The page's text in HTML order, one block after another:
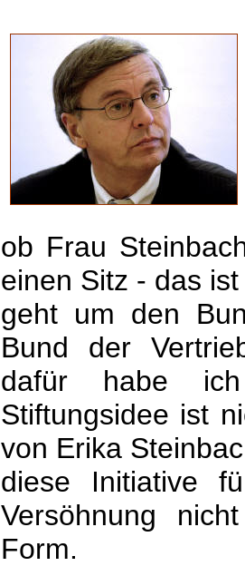
ob Frau
einen Sitz - das
geht um den
Bund der
dafür habe
Stiftungsidee ist
von Erika
diese Initiative
Versöhnung
Form.